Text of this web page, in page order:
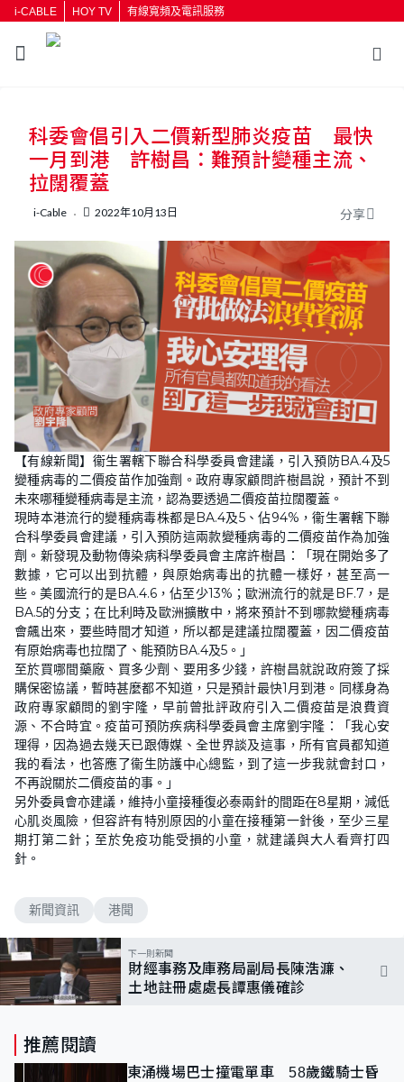
i-CABLE HOY TV 有線寬頻及電訊服務
按輸入鍵開始搜尋
科委會倡引入二價新型肺炎疫苗 最快
一月到港 許樹昌：難預計變種主流、
拉闊覆蓋
i-Cable 2022年10月13日 分享
【有線新聞】衞生署轄下聯合科學委員會建議，引入預防BA.4及5
變種病毒的二價疫苗作加強劑。政府專家顧問許樹昌說，預計不到
未來哪種變種病毒是主流，認為要透過二價疫苗拉闊覆蓋。
現時本港流行的變種病毒株都是BA.4及5、佔94%，衞生署轄下聯
合科學委員會建議，引入預防這兩款變種病毒的二價疫苗作為加強
劑。新發現及動物傳染病科學委員會主席許樹昌：「現在開始多了
數據，它可以出到抗體，與原始病毒出的抗體一樣好，甚至高一
些。美國流行的是BA.4.6，佔至少13%；歐洲流行的就是BF.7，是
BA.5的分支；在比利時及歐洲擴散中，將來預計不到哪款變種病毒
會飆出來，要些時間才知道，所以都是建議拉闊覆蓋，因二價疫苗
有原始病毒也拉闊了、能預防BA.4及5。」
至於買哪間藥廠、買多少劑、要用多少錢，許樹昌就說政府簽了採
購保密協議，暫時甚麼都不知道，只是預計最快1月到港。同樣身為
政府專家顧問的劉宇隆，早前曾批評政府引入二價疫苗是浪費資
源、不合時宜。疫苗可預防疾病科學委員會主席劉宇隆：「我心安
理得，因為過去幾天已跟傳媒、全世界談及這事，所有官員都知道
我的看法，也答應了衞生防護中心總監，到了這一步我就會封口，
不再說關於二價疫苗的事。」
另外委員會亦建議，維持小童接種復必泰兩針的間距在8星期，減低
心肌炎風險，但容許有特別原因的小童在接種第一針後，至少三星
期打第二針；至於免疫功能受損的小童，就建議與大人看齊打四
針。
新聞資訊 港聞
下一則新聞
財經事務及庫務局副局長陳浩濂、
土地註冊處處長譚惠儀確診
推薦閱讀
東涌機場巴士撞電單車 58歲鐵騎士昏